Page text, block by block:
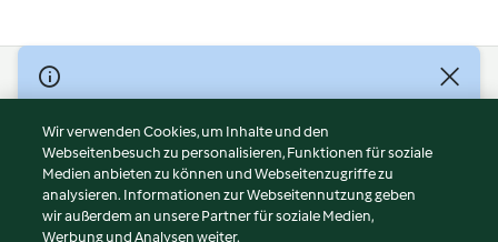
© Copyright 2026
Nutzungsbedingungen
Datenschutzrichtlinien
Disclaimer
Impressum
Wir verwenden Cookies, um Inhalte und den
Webseitenbesuch zu personalisieren, Funktionen für soziale
Medien anbieten zu können und Webseitenzugriffe zu
analysieren. Informationen zur Webseitennutzung geben
wir außerdem an unsere Partner für soziale Medien,
Werbung und Analysen weiter.